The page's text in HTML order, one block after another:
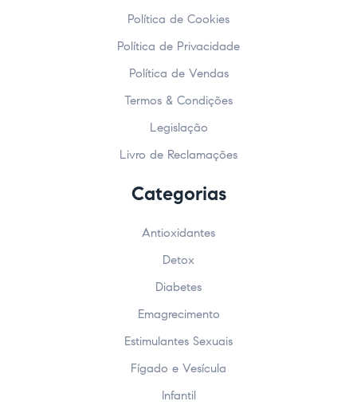
Política de Cookies
Política de Privacidade
Política de Vendas
Termos & Condições
Legislação
Livro de Reclamações
Categorias
Antioxidantes
Detox
Diabetes
Emagrecimento
Estimulantes Sexuais
Fígado e Vesícula
Infantil